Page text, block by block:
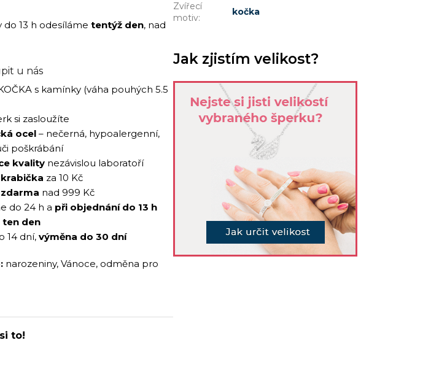
do 13 h odesíláme tentýž den, nad
u nás
s kamínky (váha pouhých 5.5
si zasloužíte
ocel – nečerná, hypoalergenní,
poškrábání
kvality nezávislou laboratoří
za 10 Kč
nad 999 Kč
do 24 h a při objednání do 13 h
den
14 dní, výměna do 30 dní
narozeniny, Vánoce, odměna pro
to!
Zvířecí
motiv:
kočka
Jak zjistím velikost?